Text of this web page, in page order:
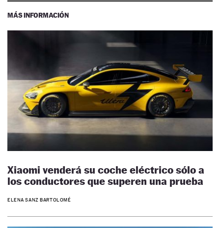
MÁS INFORMACIÓN
Xiaomi venderá su coche eléctrico sólo a
los conductores que superen una prueba
ELENA SANZ BARTOLOMÉ